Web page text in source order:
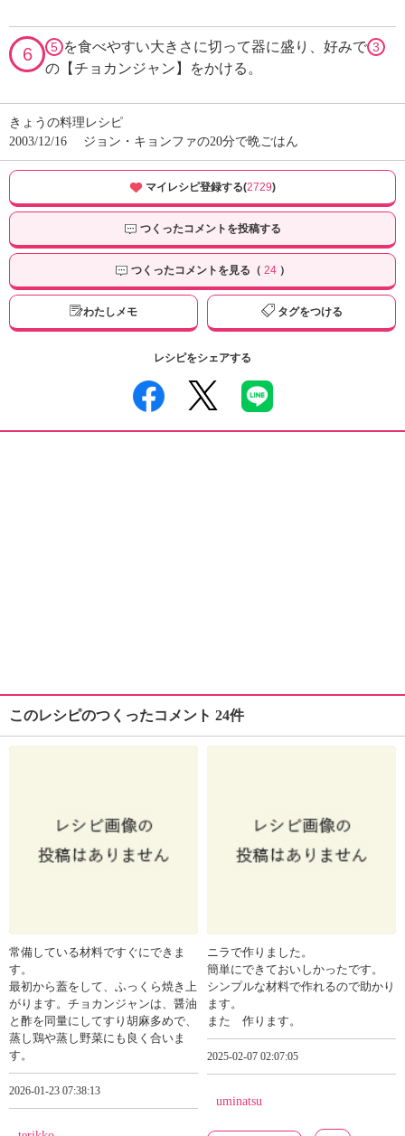
6 5 を食べやすい大きさに切って器に盛り、好みで 3
の【チョカンジャン】をかける。
きょうの料理レシピ
2003/12/16
ジョン・キョンファの20分で晩ごはん
マイレシピ登録する(2729)
つくったコメントを投稿する
つくったコメントを見る（ 24 ）
わたしメモ タグをつける
レシピをシェアする
このレシピのつくったコメント 24件
常備している材料ですぐにできま
す。
最初から蓋をして、ふっくら焼き上
がります。チョカンジャンは、醤油
と酢を同量にしてすり胡麻多めで、
蒸し鶏や蒸し野菜にも良く合いま
す。
2026-01-23 07:38:13
ニラで作りました。
簡単にできておいしかったです。
シンプルな材料で作れるので助かり
ます。
また 作ります。
2025-02-07 02:07:05
uminatsu